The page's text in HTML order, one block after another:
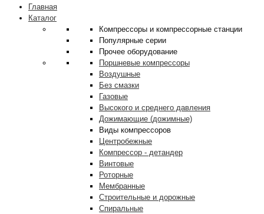
Главная
Каталог
Компрессоры и компрессорные станции
Популярные серии
Прочее оборудование
Поршневые компрессоры
Воздушные
Без смазки
Газовые
Высокого и среднего давления
Дожимающие (дожимные)
Виды компрессоров
Центробежные
Компрессор - детандер
Винтовые
Роторные
Мембранные
Строительные и дорожные
Спиральные